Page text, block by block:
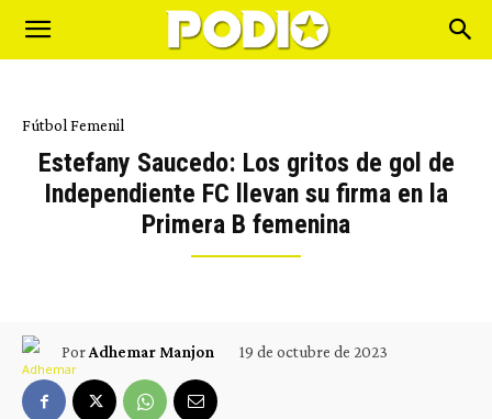
Fútbol Femenil
Estefany Saucedo: Los gritos de gol de
Independiente FC llevan su firma en la
Primera B femenina
PorAdhemar Manjon 19 de octubre de 2023